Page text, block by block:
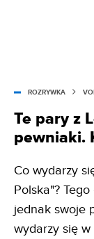
ROZRYWKA
Te pary z
pewniaki.
Co wydarzy
Polska"?
jednak swoje
wydarzy się